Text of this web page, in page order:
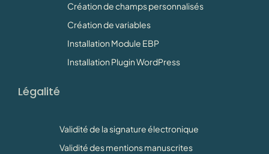
Création de champs personnalisés
Création de variables
Installation Module EBP
Installation Plugin WordPress
Légalité
Validité de la signature électronique
Validité des mentions manuscrites